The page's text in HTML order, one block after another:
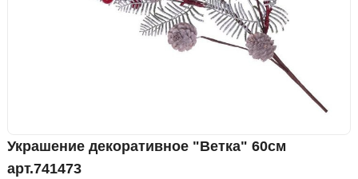
Украшение декоративное "Ветка" 60см
арт.741473